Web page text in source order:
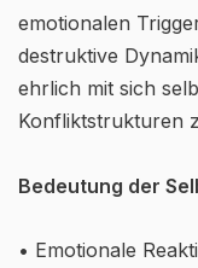
emotionalen
destruktive
ehrlich mit sich
Konfliktstrukturen
Bedeutung der
• Emotionale